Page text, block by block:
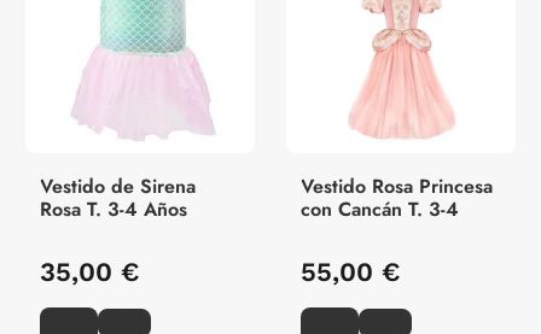
Vestido de Sirena
Rosa T. 3-4 Años
35,00 €
Vestido Rosa Princesa
con Cancán T. 3-4
55,00 €